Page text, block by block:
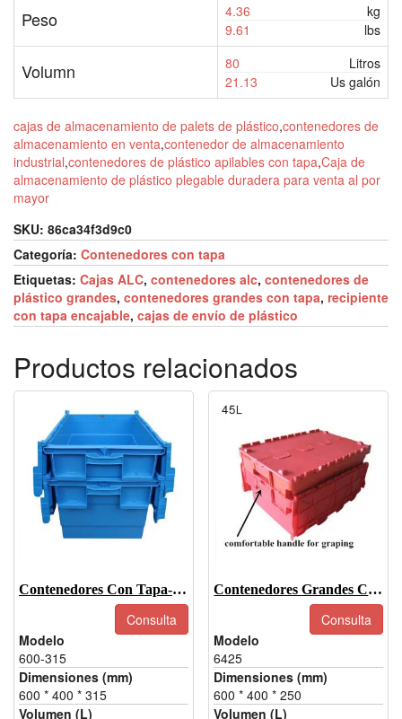
Peso 4.36
kg
9.61
lbs
Volumn 80
Litros
21.13
Us galón
cajas de almacenamiento de palets de plástico,contenedores de
almacenamiento en venta,contenedor de almacenamiento
industrial,contenedores de plástico apilables con tapa,Caja de
almacenamiento de plástico plegable duradera para venta al por
mayor
SKU: 86ca34f3d9c0
Categoría: Contenedores con tapa
Etiquetas: Cajas ALC, contenedores alc, contenedores de
plástico grandes, contenedores grandes con tapa, recipiente
con tapa encajable, cajas de envío de plástico
Productos relacionados
Contenedores Con Tapa-600-315
Consulta
Modelo
600-315
Dimensiones (mm)
600 * 400 * 315
Volumen (L)
Contenedores Grandes Con Tapa-6425
Consulta
Modelo
6425
Dimensiones (mm)
600 * 400 * 250
Volumen (L)